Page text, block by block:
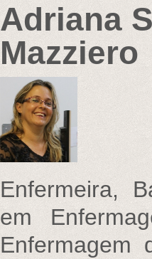
Adriana
Mazziero
Enfermeira,
em
Enfermagem